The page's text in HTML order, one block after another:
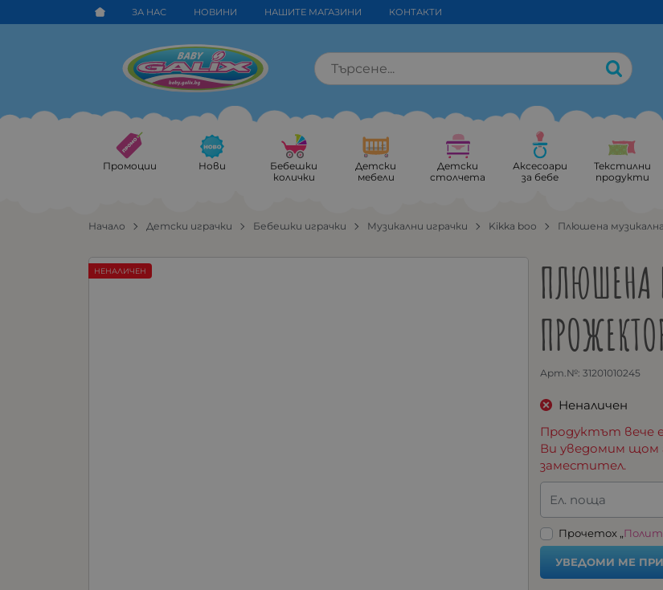
ЗА НАС НОВИНИ НАШИТЕ МАГАЗИНИ КОНТАКТИ
Промоции Нови
Бебешки
колички
Детски
мебели
Детски
столчета
Аксесоари
за бебе
Текстилни
продукти
Начало Детски играчки Бебешки играчки Музикални играчки Kikka boo Плюшена
ПЛЮШЕНА
Арт.№: 31201010245
НЕНАЛИЧЕН
Неналичен
Продуктът вече
Ви уведомим щом
заместител.
Ел. поща
Прочетох „
УВЕДОМИ МЕ